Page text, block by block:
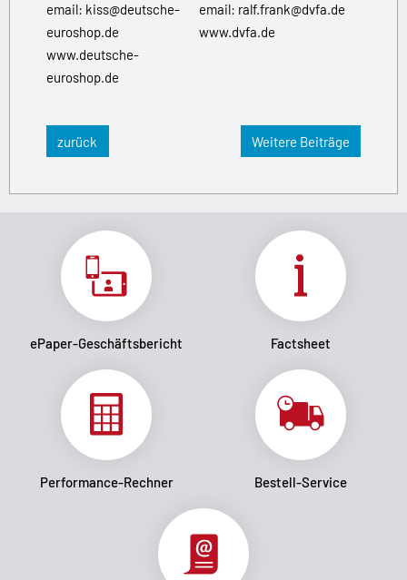
email: kiss@deutsche-
euroshop.de
www.deutsche-
euroshop.de
email: ralf.frank@dvfa.de
www.dvfa.de
zurück Weitere Beiträge
ePaper-Geschäftsbericht Factsheet
Performance-Rechner Bestell-Service